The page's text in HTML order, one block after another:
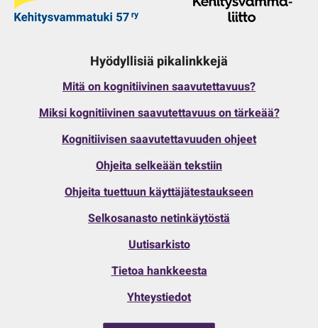
Hyödyllisiä pikalinkkejä
Mitä on kognitiivinen saavutettavuus?
Miksi kognitiivinen saavutettavuus on tärkeää?
Kognitiivisen saavutettavuuden ohjeet
Ohjeita selkeään tekstiin
Ohjeita tuettuun käyttäjätestaukseen
Selkosanasto netinkäytöstä
Uutisarkisto
Tietoa hankkeesta
Yhteystiedot